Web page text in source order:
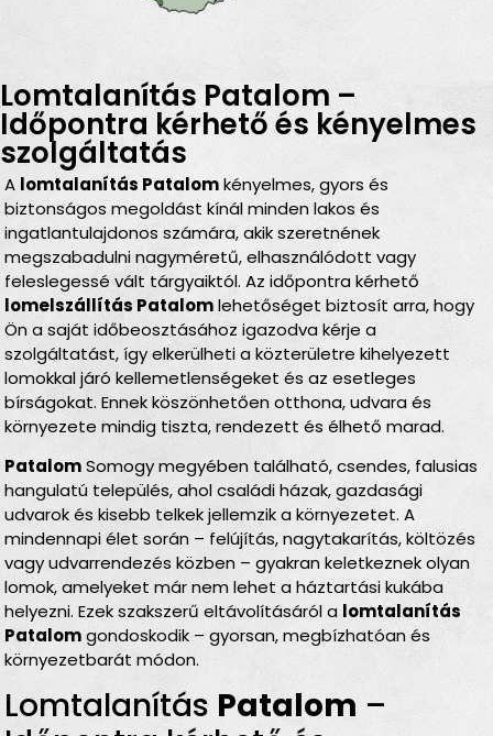
Lomtalanítás Patalom –
Időpontra kérhető és kényelmes
szolgáltatás
A lomtalanítás Patalomkényelmes, gyors és
biztonságos megoldást kínál minden lakos és
ingatlantulajdonos számára, akik szeretnének
megszabadulni nagyméretű, elhasználódott vagy
feleslegessé vált tárgyaiktól. Az időpontra kérhető
lomelszállítás Patalomlehetőséget biztosít arra, hogy
Ön a saját időbeosztásához igazodva kérje a
szolgáltatást, így elkerülheti a közterületre kihelyezett
lomokkal járó kellemetlenségeket és az esetleges
bírságokat. Ennek köszönhetően otthona, udvara és
környezete mindig tiszta, rendezett és élhető marad.
PatalomSomogy megyében található, csendes, falusias
hangulatú település, ahol családi házak, gazdasági
udvarok és kisebb telkek jellemzik a környezetet. A
mindennapi élet során – felújítás, nagytakarítás, költözés
vagy udvarrendezés közben – gyakran keletkeznek olyan
lomok, amelyeket már nem lehet a háztartási kukába
helyezni. Ezek szakszerű eltávolításáról a lomtalanítás
Patalomgondoskodik – gyorsan, megbízhatóan és
környezetbarát módon.
Lomtalanítás Patalom –